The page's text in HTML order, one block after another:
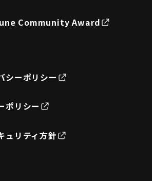
Community Award
シーポリシー
ポリシー
ュリティ方針